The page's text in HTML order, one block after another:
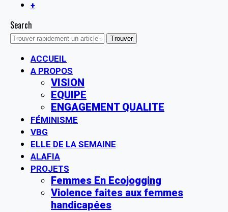
+
Search
ACCUEIL
A PROPOS
VISION
EQUIPE
ENGAGEMENT QUALITE
FÉMINISME
VBG
ELLE DE LA SEMAINE
ALAFIA
PROJETS
Femmes En Ecojogging
Violence faites aux femmes
handicapées